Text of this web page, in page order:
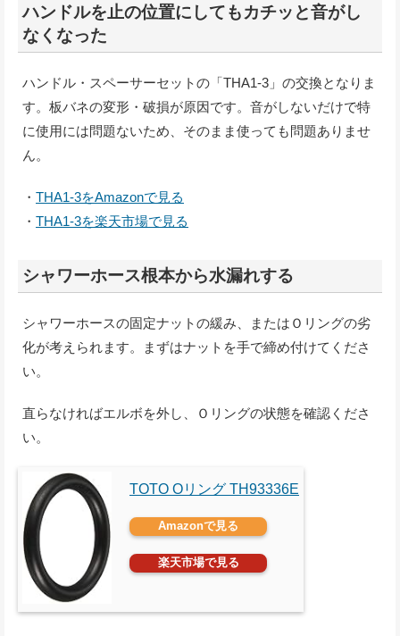
ハンドルを止の位置にしてもカチッと音がし
なくなった
ハンドル・スペーサーセットの「THA1-3」の交換となりま
す。板バネの変形・破損が原因です。音がしないだけで特
に使用には問題ないため、そのまま使っても問題ありませ
ん。
・ THA1-3をAmazonで見る
・ THA1-3を楽天市場で見る
シャワーホース根本から水漏れする
シャワーホースの固定ナットの緩み、またはＯリングの劣
化が考えられます。まずはナットを手で締め付けてくださ
い。
直らなければエルボを外し、Ｏリングの状態を確認くださ
い。
TOTO Oリング TH93336E
Amazonで見る
楽天市場で見る